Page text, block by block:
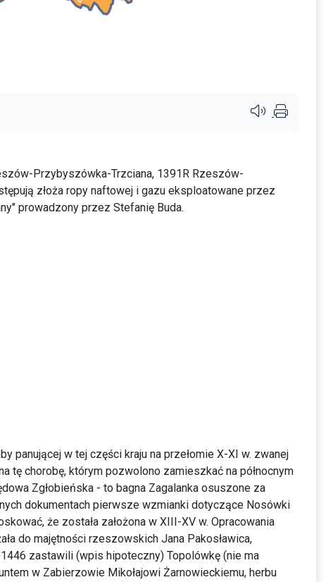
Przycisk systemu
Przybyszówka-Trzciana, 1391R Rzeszów-
złoża ropy naftowej i gazu eksploatowane przez
prowadzony przez Stefanię Buda.
panującej w tej części kraju na przełomie X-XI w. zwanej
tę chorobę, którym pozwolono zamieszkać na północnym
Zgłobieńska - to bagna Zagalanka osuszone za
dokumentach pierwsze wzmianki dotyczące Nosówki
że została założona w XIII-XV w. Opracowania
do majętności rzeszowskich Jana Pakosławica,
zastawili (wpis hipoteczny) Topolówkę (nie ma
w Zabierzowie Mikołajowi Żarnowieckiemu, herbu